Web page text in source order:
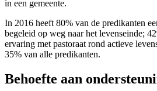
in een gemeente.
In 2016 heeft 80% van de predikanten
begeleid op weg naar het levenseinde;
ervaring met pastoraat rond actieve
35% van alle predikanten.
Behoefte aan